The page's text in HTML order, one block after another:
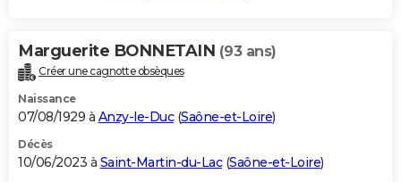
Marguerite BONNETAIN (93 ans)
Créer une cagnotte obsèques
Naissance
07/08/1929 à Anzy-le-Duc(Saône-et-Loire)
Décès
10/06/2023 à Saint-Martin-du-Lac(Saône-et-Loire)